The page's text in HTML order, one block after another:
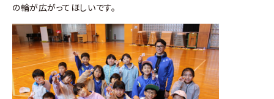
の輪が広がってほしいです。